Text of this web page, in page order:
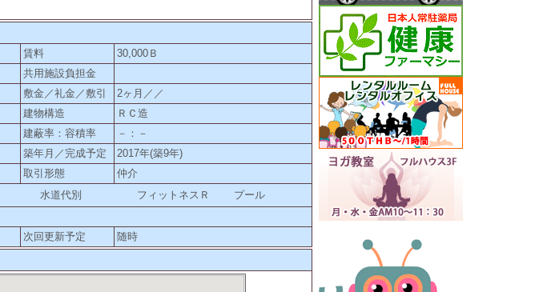
賃料
30,000Ｂ
共用施設負担金
敷金／礼金／敷引
2ヶ月／／
建物構造
ＲＣ造
建蔽率：容積率
－：－
築年月／完成予定
2017年(築9年)
取引形態
仲介
水道代別 フィットネスＲ
プール
次回更新予定
随時